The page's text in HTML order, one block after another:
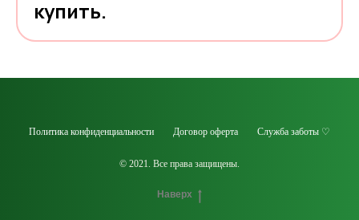
купить.
Политика конфиденциальности Договор оферта Служба заботы ♡
© 2021. Все права защищены.
Наверх